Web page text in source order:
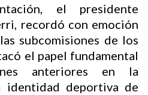
el presidente
recordó con emoción
subcomisiones de los
el papel fundamental
anteriores en la
identidad deportiva de